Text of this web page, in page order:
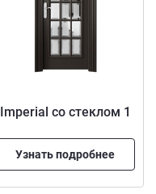
Imperial со стеклом 1
Узнать подробнее